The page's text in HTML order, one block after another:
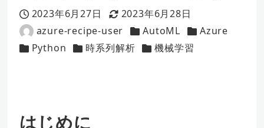
投稿日
2023年6月27日
更新日
2023年6月28日
著
者
azure-recipe-user
カテゴリー
AutoML
カテゴリー
Azure
カテゴリー
Python
カテゴリー
時系列解析
カテゴリー
機械学習
はじめに